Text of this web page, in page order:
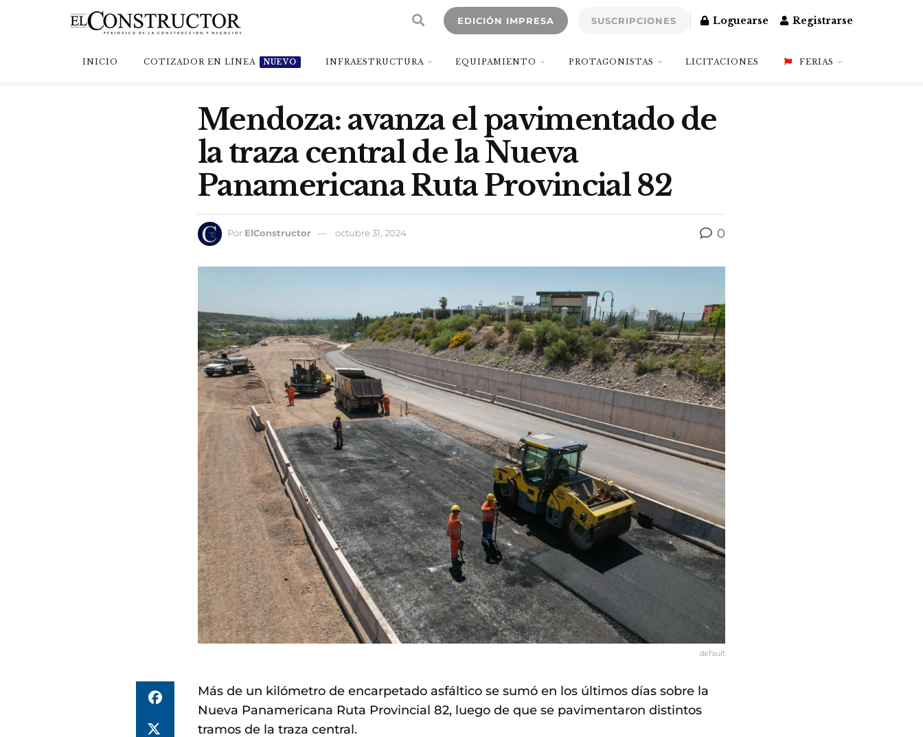
EDICIÓN IMPRESA SUSCRIPCIONES Loguearse Registrarse
INICIO COTIZADOR EN LÍNEA NUEVO INFRAESTRUCTURA EQUIPAMIENTO PROTAGONISTAS LICITACIONES FERIAS
Mendoza: avanza el pavimentado de
la traza central de la Nueva
Panamericana Ruta Provincial 82
Por ElConstructor octubre 31, 2024 0
default
Más de un kilómetro de encarpetado asfáltico se sumó en los últimos días sobre la
Nueva Panamericana Ruta Provincial 82, luego de que se pavimentaron distintos
tramos de la traza central.